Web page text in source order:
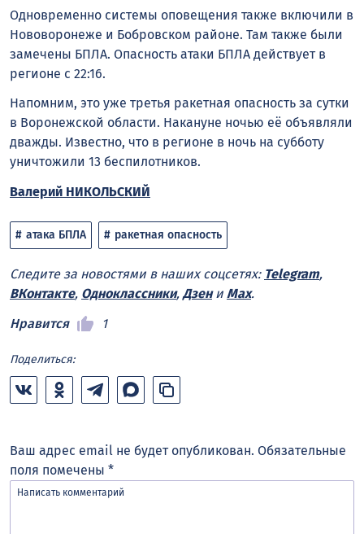
Одновременно системы оповещения также включили в
Нововоронеже и Бобровском районе. Там также были
замечены БПЛА. Опасность атаки БПЛА действует в
регионе с 22:16.
Напомним, это уже третья ракетная опасность за сутки
в Воронежской области. Накануне ночью её объявляли
дважды. Известно, что в регионе в ночь на субботу
уничтожили 13 беспилотников.
Валерий НИКОЛЬСКИЙ
атака БПЛА ракетная опасность
Следите за новостями в наших соцсетях: Telegram,
ВКонтакте, Одноклассники, Дзени Max.
Нравится
1
Поделиться:
Ваш адрес email не будет опубликован. Обязательные
поля помечены *